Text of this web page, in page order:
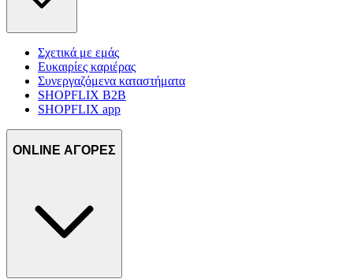
Σχετικά με εμάς
Ευκαιρίες καριέρας
Συνεργαζόμενα καταστήματα
SHOPFLIX B2B
SHOPFLIX app
ONLINE ΑΓΟΡΕΣ